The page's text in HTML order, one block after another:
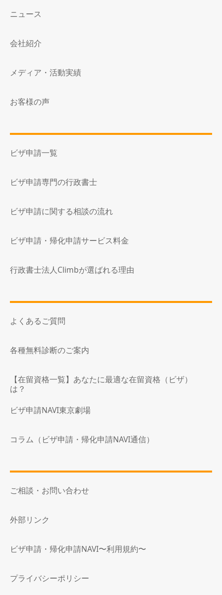
ニュース
会社紹介
メディア・活動実績
お客様の声
ビザ申請一覧
ビザ申請専門の行政書士
ビザ申請に関する相談の流れ
ビザ申請・帰化申請サービス料金
行政書士法人Climbが選ばれる理由
よくあるご質問
各種無料診断のご案内
【在留資格一覧】あなたに最適な在留資格（ビザ）
は？
ビザ申請NAVI東京劇場
コラム（ビザ申請・帰化申請NAVI通信）
ご相談・お問い合わせ
外部リンク
ビザ申請・帰化申請NAVI〜利用規約〜
プライバシーポリシー